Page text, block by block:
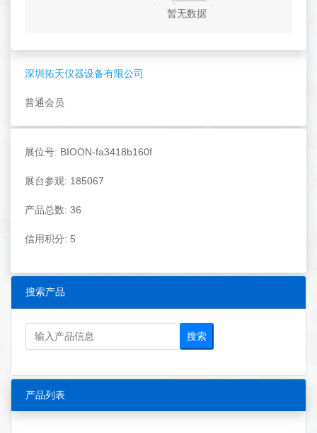
深圳拓天仪器设备有限公司
普通会员
展位号: BIOON-fa3418b160f
展台参观: 185067
产品总数: 36
信用积分: 5
搜索产品
搜索
产品列表
暂无数据